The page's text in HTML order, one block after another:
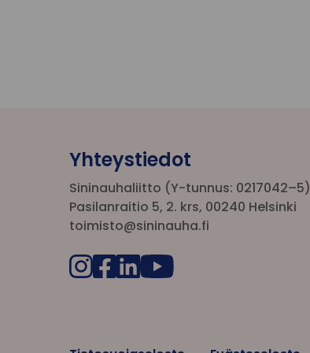
Yhteystiedot
Sininauhaliitto (Y-tunnus: 0217042–5)
Pasilanraitio 5, 2. krs, 00240 Helsinki
toimisto@sininauha.fi